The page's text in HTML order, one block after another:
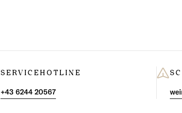
SERVICEHOTLINE
+43 6244 20567